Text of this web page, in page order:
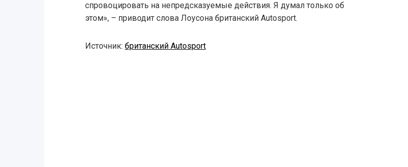
спровоцировать на непредсказуемые действия. Я думал только об
этом», – приводит слова Лоусона британский Autosport.
Источник: британский Autosport